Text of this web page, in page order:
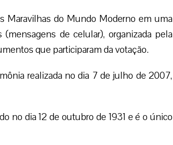
Maravilhas do Mundo Moderno em uma
de celular), organizada pela
que participaram da votação.
realizada no dia 7 de julho de 2007,
no dia 12 de outubro de 1931 e é o único